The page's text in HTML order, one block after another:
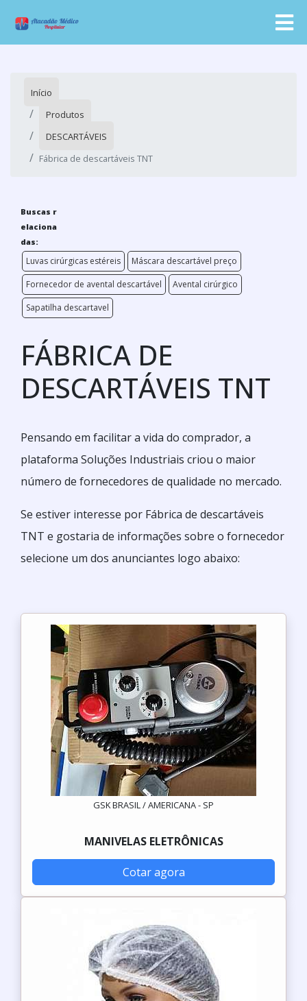
Início
Produtos
DESCARTÁVEIS
Fábrica de descartáveis TNT
Buscas r
elaciona
das:
Luvas cirúrgicas estéreis
Máscara descartável preço
Fornecedor de avental descartável
Avental cirúrgico
Sapatilha descartavel
FÁBRICA DE
DESCARTÁVEIS TNT
Pensando em facilitar a vida do comprador, a
plataforma Soluções Industriais criou o maior
número de fornecedores de qualidade no mercado.
Se estiver interesse por Fábrica de descartáveis
TNT e gostaria de informações sobre o fornecedor
selecione um dos anunciantes logo abaixo:
GSK BRASIL / AMERICANA - SP
MANIVELAS ELETRÔNICAS
Cotar agora